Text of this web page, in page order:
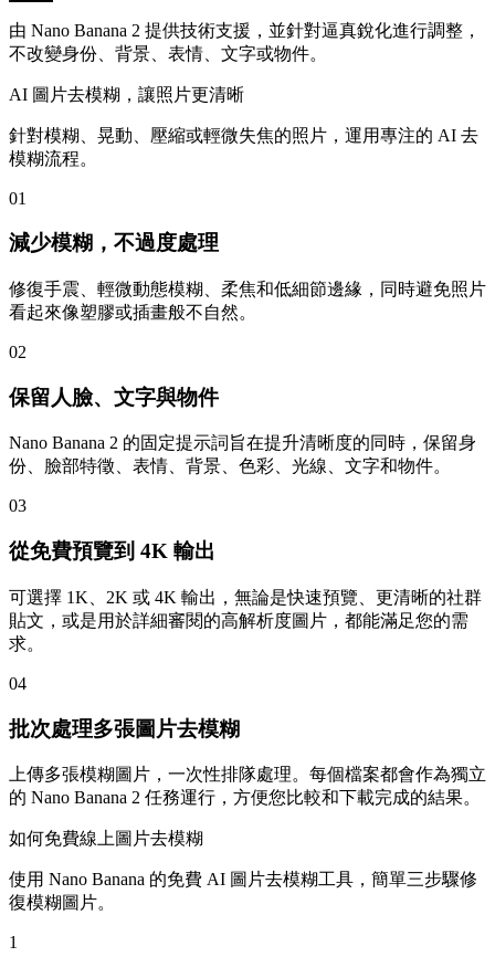
由 Nano Banana 2 提供技術支援，並針對逼真銳化進行調整，
不改變身份、背景、表情、文字或物件。
AI 圖片去模糊，讓照片更清晰
針對模糊、晃動、壓縮或輕微失焦的照片，運用專注的 AI 去
模糊流程。
01
減少模糊，不過度處理
修復手震、輕微動態模糊、柔焦和低細節邊緣，同時避免照片
看起來像塑膠或插畫般不自然。
02
保留人臉、文字與物件
Nano Banana 2 的固定提示詞旨在提升清晰度的同時，保留身
份、臉部特徵、表情、背景、色彩、光線、文字和物件。
03
從免費預覽到 4K 輸出
可選擇 1K、2K 或 4K 輸出，無論是快速預覽、更清晰的社群
貼文，或是用於詳細審閱的高解析度圖片，都能滿足您的需
求。
04
批次處理多張圖片去模糊
上傳多張模糊圖片，一次性排隊處理。每個檔案都會作為獨立
的 Nano Banana 2 任務運行，方便您比較和下載完成的結果。
如何免費線上圖片去模糊
使用 Nano Banana 的免費 AI 圖片去模糊工具，簡單三步驟修
復模糊圖片。
1